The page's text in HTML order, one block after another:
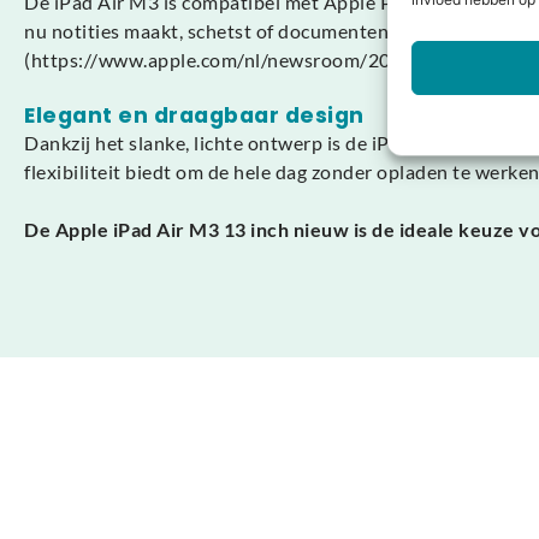
nu notities maakt, schetst of documenten bewerkt —
(https://www.apple.com/nl/newsroom/2025/03/apple-
Elegant en draagbaar design
Dankzij het slanke, lichte ontwerp is de iPad Air M3
flexibiliteit biedt om de hele dag zonder opladen te
De Apple iPad Air M3 13 inch nieuw is de ideale